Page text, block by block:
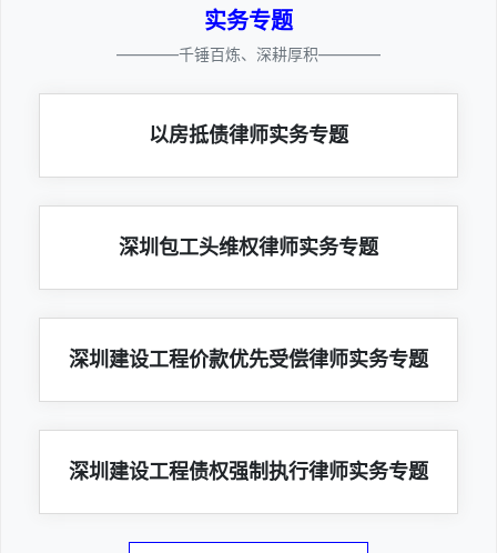
实务专题
————千锤百炼、深耕厚积————
以房抵债律师实务专题
深圳包工头维权律师实务专题
深圳建设工程价款优先受偿律师实务专题
深圳建设工程债权强制执行律师实务专题